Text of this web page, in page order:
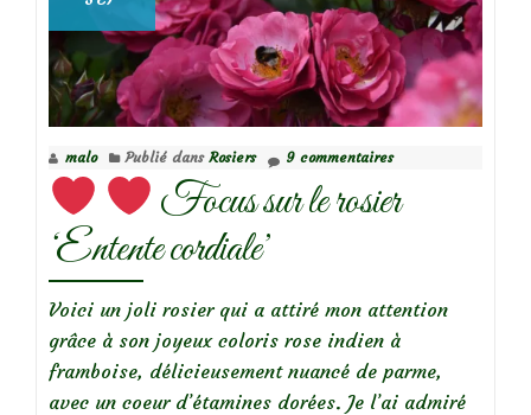
malo Publié dans Rosiers 9 commentaires
Focus sur le rosier
‘Entente cordiale’
Voici un joli rosier qui a attiré mon attention
grâce à son joyeux coloris rose indien à
framboise, délicieusement nuancé de parme,
avec un coeur d’étamines dorées. Je l’ai admiré